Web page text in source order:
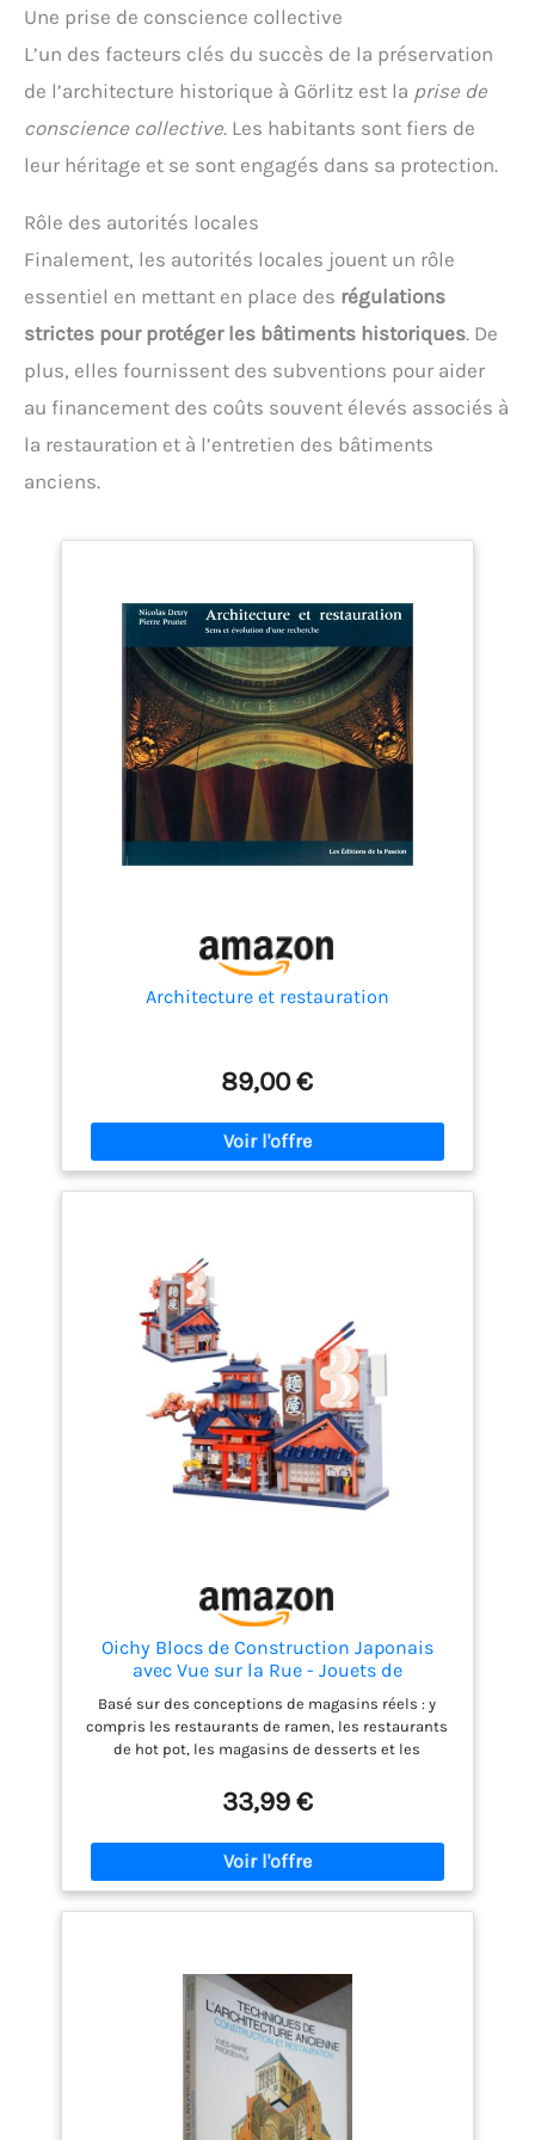
Une prise de conscience collective
L’un des facteurs clés du succès de la préservation
de l’architecture historique à Görlitz est la prise de
conscience collective. Les habitants sont fiers de
leur héritage et se sont engagés dans sa protection.
Rôle des autorités locales
Finalement, les autorités locales jouent un rôle
essentiel en mettant en place des régulations
strictes pour protéger les bâtiments historiques. De
plus, elles fournissent des subventions pour aider
au financement des coûts souvent élevés associés à
la restauration et à l’entretien des bâtiments
anciens.
Architecture et restauration
89,00 €
Oichy Blocs de Construction Japonais
avec Vue sur la Rue - Jouets de
Construction de Maison Simulation
d'architecture de Restaurant Jouets de
Construction ouvrables Cadeau pour
Adultes (Ramen)
Basé sur des conceptions de magasins réels : y
compris les restaurants de ramen, les restaurants
de hot pot, les magasins de desserts et les
magasin peut être ouvert et fermé pour plus de
jouabilité. Vous pouvez emporter les quatre à la
maison et construire votre propre rue alimentaire.
Détails exquis : cet ensemble de construction de
cantine est équipé de divers détails, y compris un
four en cuivre, une zone de réception, une cour
architectural du mélange des temps anciens et
modernes, et venez dans la rue de la nourriture
pour vous enregistrer! Ensemble de construction
éducatif : livré avec un manuel d'instructions étape
par étape (français non garanti) et un colis
numéroté. Les constructeurs peuvent non
seulement profiter des heures de temps de
construction heureux, mais également développer
33,99 €